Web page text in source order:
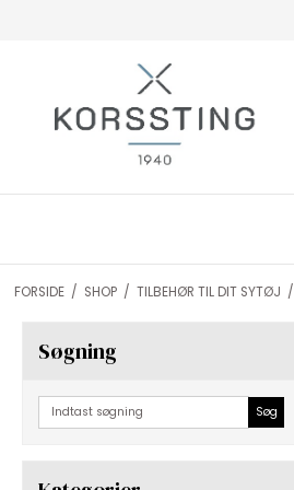
FORSIDE / SHOP / TILBEHØR TIL DIT SYTØJ /
Søgning
Søg